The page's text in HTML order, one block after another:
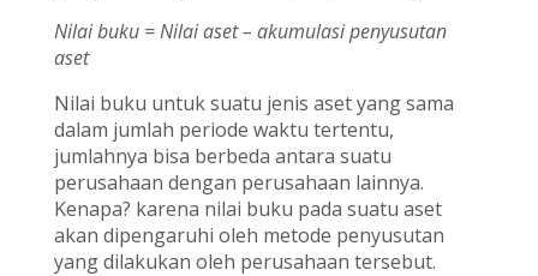
Nilai buku = Nilai aset – akumulasi penyusutan
aset
Nilai buku untuk suatu jenis aset yang sama
dalam jumlah periode waktu tertentu,
jumlahnya bisa berbeda antara suatu
perusahaan dengan perusahaan lainnya.
Kenapa? karena nilai buku pada suatu aset
akan dipengaruhi oleh metode penyusutan
yang dilakukan oleh perusahaan tersebut.